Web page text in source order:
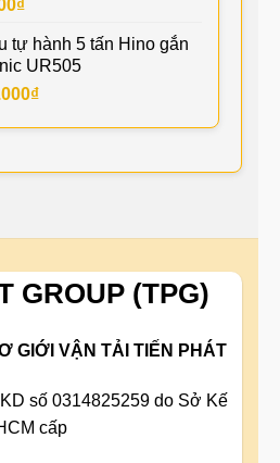
₫
tự hành 5 tấn Hino gắn
UR505
₫
GROUP (TPG)
GIỚI VẬN TẢI TIẾN PHÁT
số 0314825259 do Sở Kế
cấp